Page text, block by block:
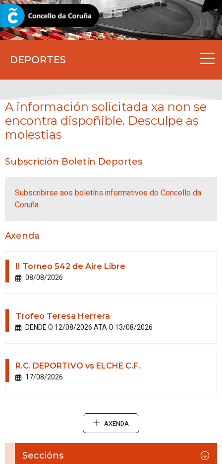
DEPORTES
CORUNA.GAL
A información solicitada xa non se
encontra dispoñible. Desculpe as
molestias
Subscrición Boletín Deportes
Subscribirse aos boletíns informativos do Concello da
Coruña
Axenda
II Torneo 542 de Aire Libre
08/08/2026
Trofeo Teresa Herrera
DENDE O 12/08/2026 ATA O 13/08/2026
R.C. DEPORTIVO vs ELCHE C.F.
17/08/2026
AXENDA
Seccións